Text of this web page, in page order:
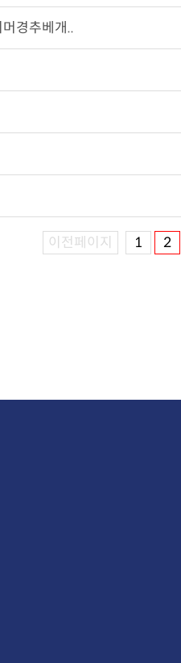
경추베개..
이전페이지 1 2